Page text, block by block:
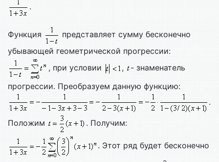
.
Функция
представляет сумму бесконечно
убывающей геометрической прогрессии:
, при условии
,
- знаменатель
прогрессии. Преобразуем данную функцию:
.
Положим . Получим:
. Этот ряд будет бесконечно